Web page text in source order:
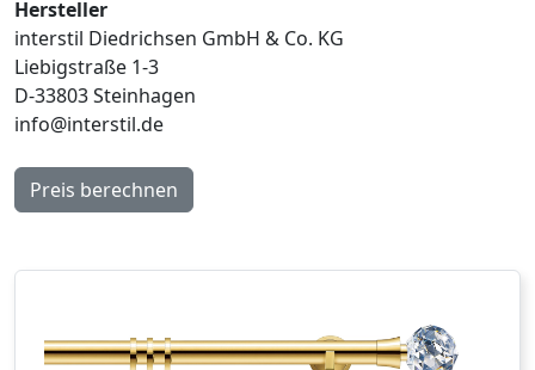
Hersteller
interstil Diedrichsen GmbH & Co. KG
Liebigstraße 1-3
D-33803 Steinhagen
info@interstil.de
Preis berechnen